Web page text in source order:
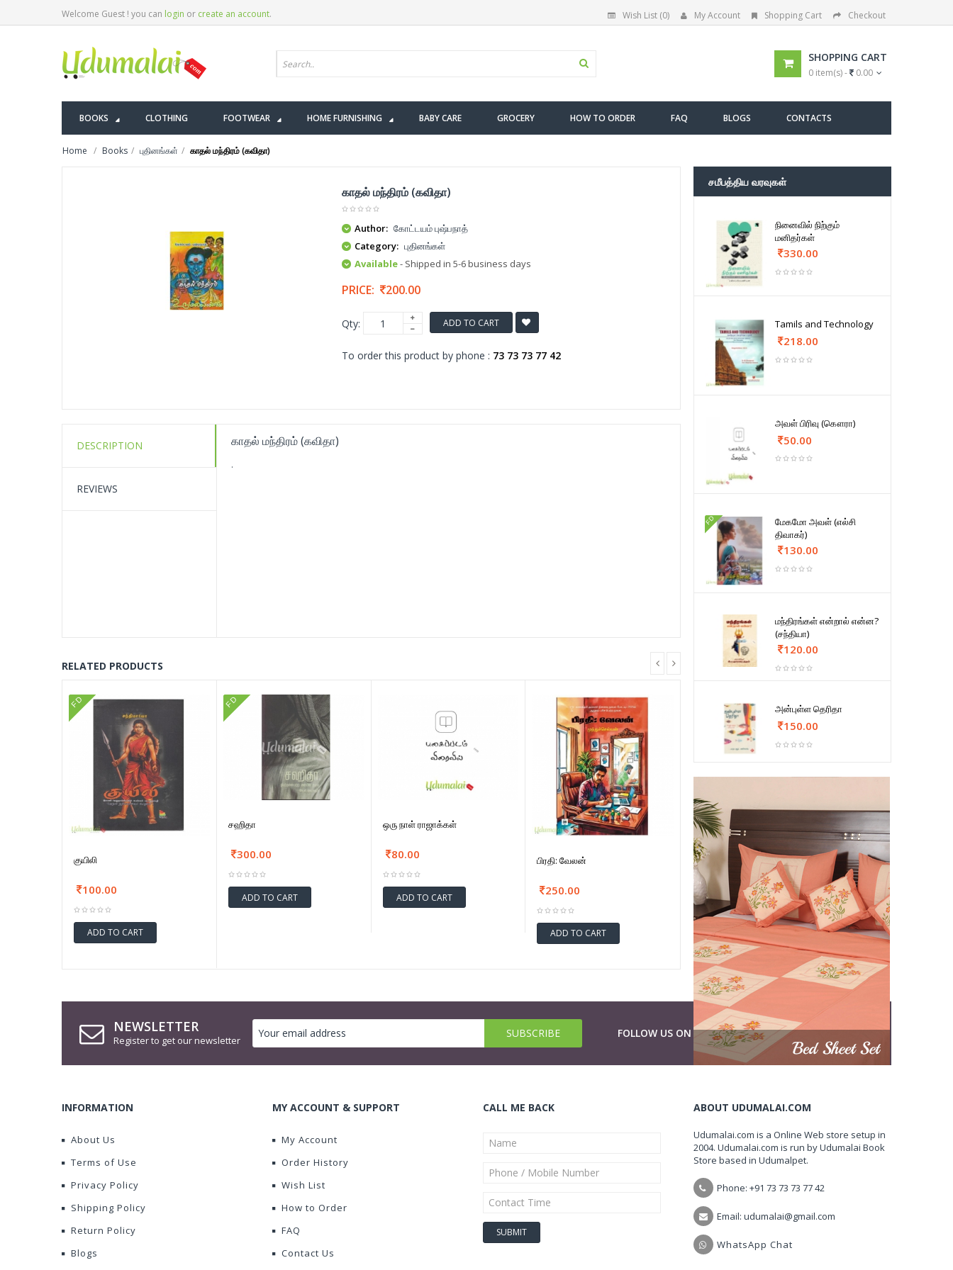
Welcome Guest ! you can login or create an account. Wish List (0) My Account Shopping Cart Checkout
SHOPPING CART
0 item(s) - 0.00
BOOKS CLOTHING FOOTWEAR HOME FURNISHING BABY CARE GROCERY HOW TO ORDER FAQ BLOGS CONTACTS
Home Books புதினங்கள் காதல் மந்திரம் (கவிதா)
காதல் மந்திரம் (கவிதா)
Author: கோட்டயம் புஷ்பநாத்
Category: புதினங்கள்
Available- Shipped in 5-6 business days
PRICE: 200.00
Qty: ADD TO CART
To order this product by phone : 73 73 73 77 42
DESCRIPTION
REVIEWS
காதல் மந்திரம் (கவிதா)
.
RELATED PRODUCTS
FD
குயிலி
100.00
ADD TO CART
FD
சஹிதா
300.00
ADD TO CART
ஒரு நாள் ராஜாக்கள்
80.00
ADD TO CART
பிரதி: வேலன்
250.00
ADD TO CART
சமீபத்திய வரவுகள்
நினைவில் நிற்கும்
மனிதர்கள்
330.00
Tamils and Technology
218.00
அவள் பிரிவு (கௌரா)
50.00
FD
மேகமோ அவள் (எல்சி
திவாகர்)
130.00
மந்திரங்கள் என்றால் என்ன?
(சந்தியா)
120.00
அன்புள்ள தெரிதா
150.00
NEWSLETTER
Register to get our newsletter
FOLLOW US ON
INFORMATION
About Us
Terms of Use
Privacy Policy
Shipping Policy
Return Policy
Blogs
MY ACCOUNT & SUPPORT
My Account
Order History
Wish List
How to Order
FAQ
Contact Us
CALL ME BACK ABOUT UDUMALAI.COM
Udumalai.com is a Online Web store setup in
2004. Udumalai.com is run by Udumalai Book
Store based in Udumalpet.
Phone: +91 73 73 73 77 42
Email: udumalai@gmail.com
WhatsApp Chat